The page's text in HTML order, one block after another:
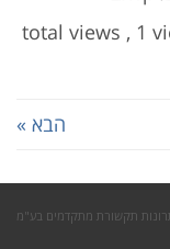
, 1
הבא »
תקשורת מתקדמים בע"מ